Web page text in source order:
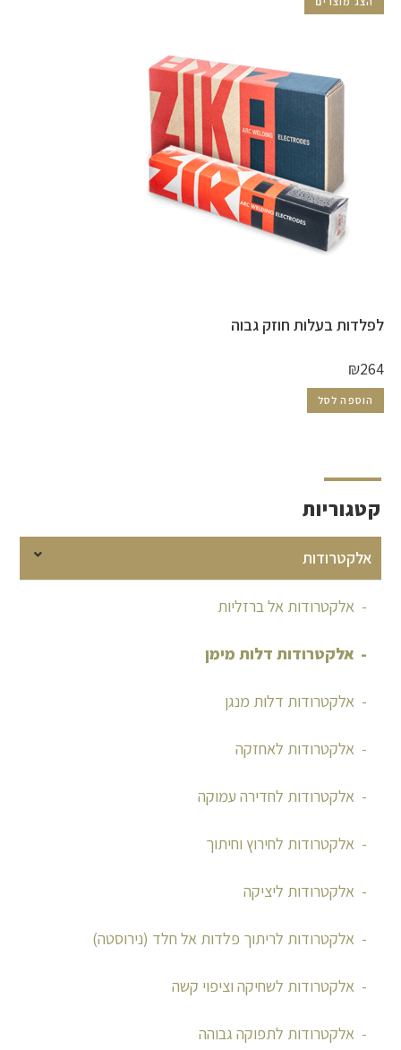
לפלדות בעלות חוזק גבוה
₪264
הוספה לסל
קטגוריות
אלקטרודות
אלקטרודות אל ברזליות
אלקטרודות דלות מימן
אלקטרודות דלות מנגן
אלקטרודות לאחזקה
אלקטרודות לחדירה עמוקה
אלקטרודות לחירוץ וחיתוך
אלקטרודות ליציקה
אלקטרודות לריתוך פלדות אל חלד (נירוסטה)
אלקטרודות לשחיקה וציפוי קשה
אלקטרודות לתפוקה גבוהה